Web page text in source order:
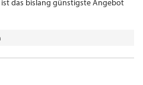
das bislang günstigste Angebot